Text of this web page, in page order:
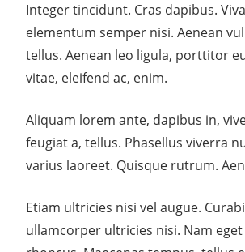
Integer tincidunt. Cras dapibus.
elementum semper nisi. Aenean
tellus. Aenean leo ligula, porttitor
vitae, eleifend ac, enim.
Aliquam lorem ante, dapibus in,
feugiat a, tellus. Phasellus viverra
varius laoreet. Quisque rutrum.
Etiam ultricies nisi vel augue.
ullamcorper ultricies nisi. Nam